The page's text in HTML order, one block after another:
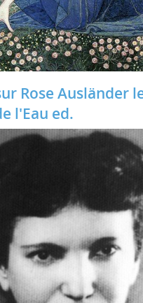
Rose Ausländer
l'Eau ed.